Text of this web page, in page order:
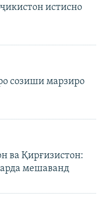
истисно
созиши марзиро
ва Қирғизистон:
мешаванд